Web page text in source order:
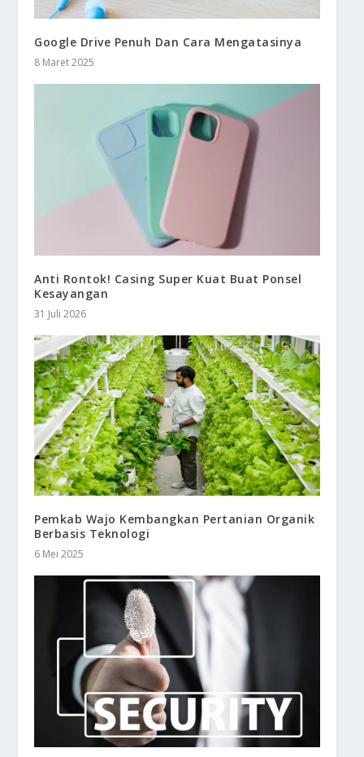
Google Drive Penuh Dan Cara Mengatasinya
8 Maret 2025
Anti Rontok! Casing Super Kuat Buat Ponsel
Kesayangan
31 Juli 2026
Pemkab Wajo Kembangkan Pertanian Organik
Berbasis Teknologi
6 Mei 2025